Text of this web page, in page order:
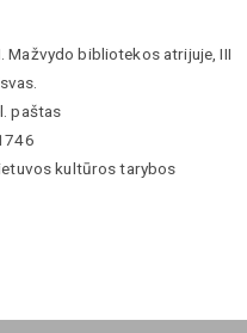
Mažvydo bibliotekos atrijuje, III
paštas
kultūros tarybos